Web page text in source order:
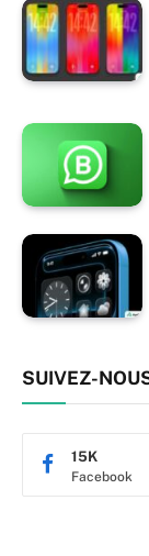
SUIVEZ-
Facebook
15K